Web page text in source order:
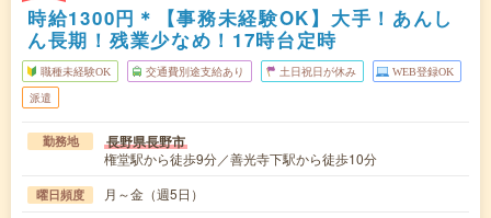
時給1300円＊【事務未経験OK】大手！あんし
ん長期！残業少なめ！17時台定時
職種未経験OK 交通費別途支給あり 土日祝日が休み WEB登録OK
派遣
勤務地 長野県長野市
権堂駅から徒歩9分／善光寺下駅から徒歩10分
曜日頻度 月～金（週5日）